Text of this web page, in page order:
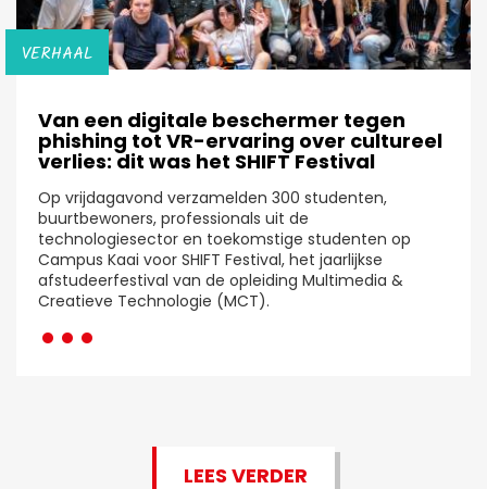
VERHAAL
Van een digitale beschermer tegen
phishing tot VR-ervaring over cultureel
verlies: dit was het SHIFT Festival
Op vrijdagavond verzamelden 300 studenten,
buurtbewoners, professionals uit de
technologiesector en toekomstige studenten op
Campus Kaai voor SHIFT Festival, het jaarlijkse
afstudeerfestival van de opleiding Multimedia &
Creatieve Technologie (MCT).
···
LEES VERDER